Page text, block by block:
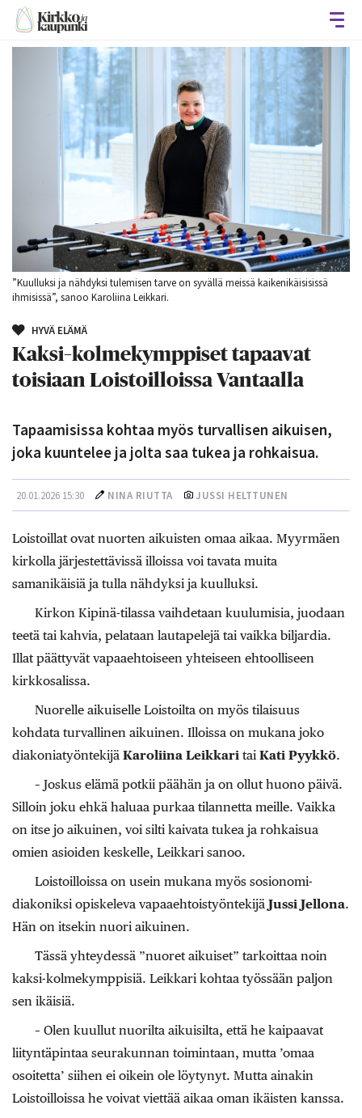
”Kuulluksi ja nähdyksi tulemisen tarve on syvällä meissä kaikenikäisisissä
ihmisissä”, sanoo Karoliina Leikkari.
HYVÄ ELÄMÄ
Kaksi–kolmekymppiset tapaavat
toisiaan Loistoilloissa Vantaalla
Tapaamisissa kohtaa myös turvallisen aikuisen,
joka kuuntelee ja jolta saa tukea ja rohkaisua.
20.01.2026 15:30 NINA RIUTTA JUSSI HELTTUNEN
Loistoillat ovat nuorten aikuisten omaa aikaa. Myyrmäen
kirkolla järjestettävissä illoissa voi tavata muita
samanikäisiä ja tulla nähdyksi ja kuulluksi.
Kirkon Kipinä-tilassa vaihdetaan kuulumisia, juodaan
teetä tai kahvia, pelataan lautapelejä tai vaikka biljardia.
Illat päättyvät vapaaehtoiseen yhteiseen ehtoolliseen
kirkkosalissa.
Nuorelle aikuiselle Loistoilta on myös tilaisuus
kohdata turvallinen aikuinen. Illoissa on mukana joko
diakoniatyöntekijä Karoliina Leikkari tai Kati Pyykkö.
– Joskus elämä potkii päähän ja on ollut huono päivä.
Silloin joku ehkä haluaa purkaa tilannetta meille. Vaikka
on itse jo aikuinen, voi silti kaivata tukea ja rohkaisua
omien asioiden keskelle, Leikkari sanoo.
Loistoilloissa on usein mukana myös sosionomi-
diakoniksi opiskeleva vapaaehtoistyöntekijä Jussi Jellona.
Hän on itsekin nuori aikuinen.
Tässä yhteydessä ”nuoret aikuiset” tarkoittaa noin
kaksi-kolmekymppisiä. Leikkari kohtaa työssään paljon
sen ikäisiä.
– Olen kuullut nuorilta aikuisilta, että he kaipaavat
liityntäpintaa seurakunnan toimintaan, mutta ’omaa
osoitetta’ siihen ei oikein ole löytynyt. Mutta ainakin
Loistoilloissa he voivat viettää aikaa oman ikäisten kanssa.